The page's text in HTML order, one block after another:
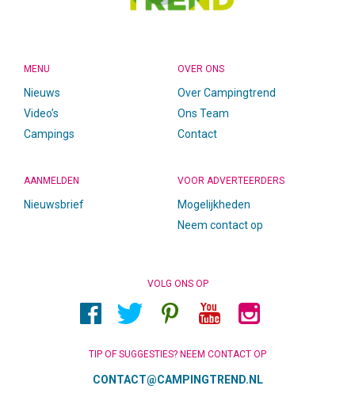
MENU
Nieuws
Video’s
Campings
OVER ONS
Over Campingtrend
Ons Team
Contact
AANMELDEN
Nieuwsbrief
VOOR ADVERTEERDERS
Mogelijkheden
Neem contact op
VOLG ONS OP
TIP OF SUGGESTIES? NEEM CONTACT OP
CONTACT@CAMPINGTREND.NL